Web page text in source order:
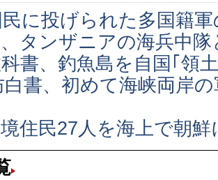
民に投げられた多国籍
タンザニアの海兵中隊
書、釣魚島を自国｢領
白書、初めて海峡両岸
住民27人を海上で朝鮮